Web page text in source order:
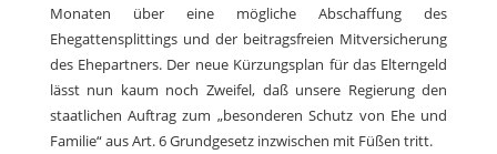
Monaten über eine mögliche Abschaffung des
Ehegattensplittings und der beitragsfreien Mitversicherung
des Ehepartners. Der neue Kürzungsplan für das Elterngeld
lässt nun kaum noch Zweifel, daß unsere Regierung den
staatlichen Auftrag zum „besonderen Schutz von Ehe und
Familie“ aus Art. 6 Grundgesetz inzwischen mit Füßen tritt.